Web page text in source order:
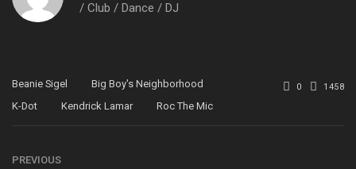
/ Club / Dance / DJ
Beanie Sigel
Big Boy's Neighborhood
K-Dot
Kendrick Lamar Roc The Mic
0 1458
PREVIOUS